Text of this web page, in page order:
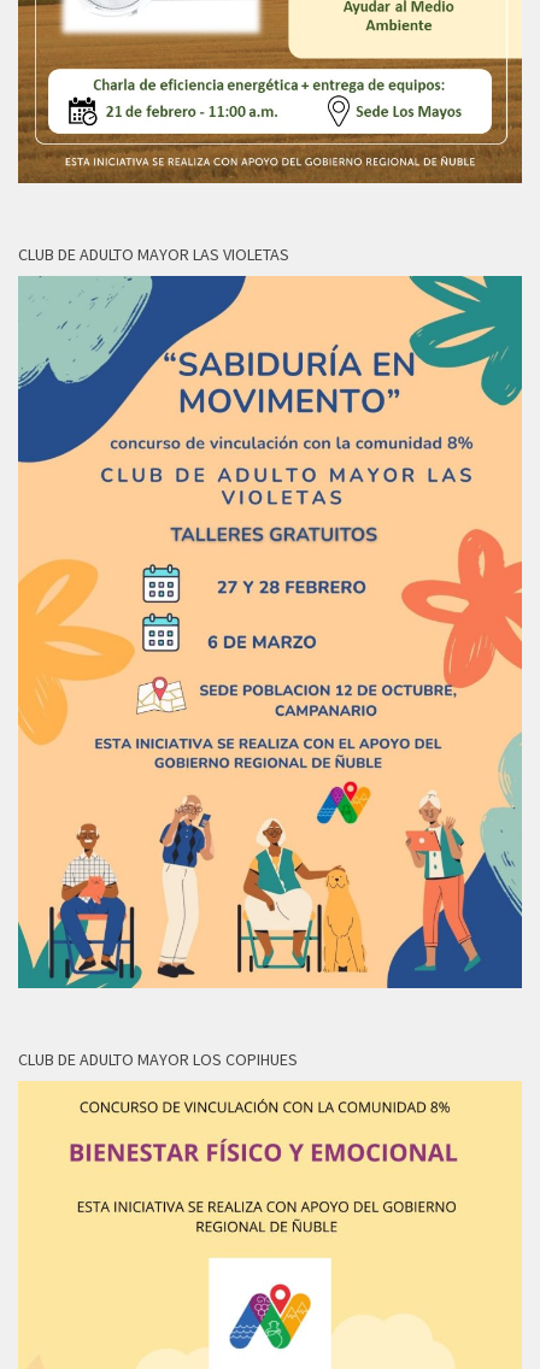
CLUB DE ADULTO MAYOR LAS VIOLETAS
CLUB DE ADULTO MAYOR LOS COPIHUES